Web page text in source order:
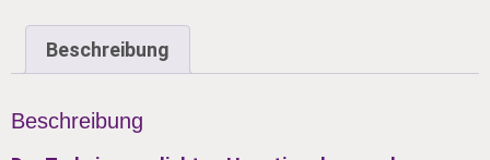
Beschreibung
Beschreibung